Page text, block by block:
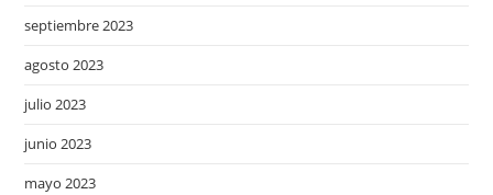
septiembre 2023
agosto 2023
julio 2023
junio 2023
mayo 2023